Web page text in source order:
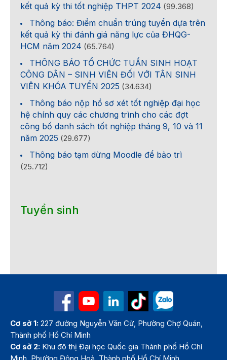
kết quả kỳ thi tốt nghiệp THPT 2024 (99.368)
Thông báo: Điểm chuẩn trúng tuyển dựa trên
kết quả kỳ thi đánh giá năng lực của ĐHQG-
HCM năm 2024 (65.764)
THÔNG BÁO TỔ CHỨC TUẦN SINH HOẠT
CÔNG DÂN – SINH VIÊN ĐỐI VỚI TÂN SINH
VIÊN KHÓA TUYỂN 2025 (34.634)
Thông báo nộp hồ sơ xét tốt nghiệp đại học
hệ chính quy các chương trình cho các đợt
công bố danh sách tốt nghiệp tháng 9, 10 và 11
năm 2025 (29.677)
Thông báo tạm dừng Moodle để bảo trì
(25.712)
Tuyển sinh
Cơ sở 1: 227 đường Nguyễn Văn Cừ, Phường Chợ Quán,
Thành phố Hồ Chí Minh
Cơ sở 2: Khu đô thị Đại học Quốc gia Thành phố Hồ Chí